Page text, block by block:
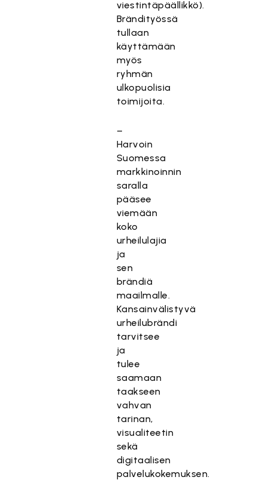
viestintäpäällikkö).
Brändityössä
tullaan
käyttämään
myös
ryhmän
ulkopuolisia
toimijoita.
–
Harvoin
Suomessa
markkinoinnin
saralla
pääsee
viemään
koko
urheilulajia
ja
sen
brändiä
maailmalle.
Kansainvälistyvä
urheilubrändi
tarvitsee
ja
tulee
saamaan
taakseen
vahvan
tarinan,
visualiteetin
sekä
digitaalisen
palvelukokemuksen.